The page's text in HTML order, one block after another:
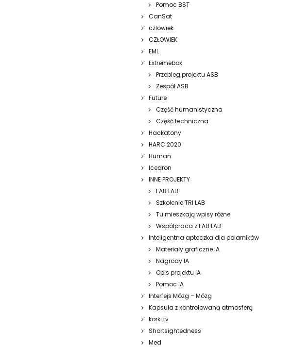
Pomoc BST
CanSat
czlowiek
CZŁOWIEK
EML
Extremebox
Przebieg projektu ASB
Zespół ASB
Future
Część humanistyczna
Część techniczna
Hackatony
HARC 2020
Human
Icedron
INNE PROJEKTY
FAB LAB
Szkolenie TRI LAB
Tu mieszkają wpisy różne
Współpraca z FAB LAB
Inteligentna apteczka dla polarników
Materiały graficzne IA
Nagrody IA
Opis projektu IA
Pomoc IA
Interfejs Mózg – Mózg
Kapsuła z kontrolowaną atmosferą
korki.tv
Shortsightedness
Med